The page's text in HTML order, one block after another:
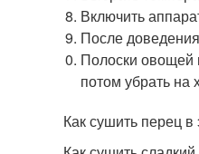
Включить
После
Полоски овощей
потом убрать на
Как сушить перец